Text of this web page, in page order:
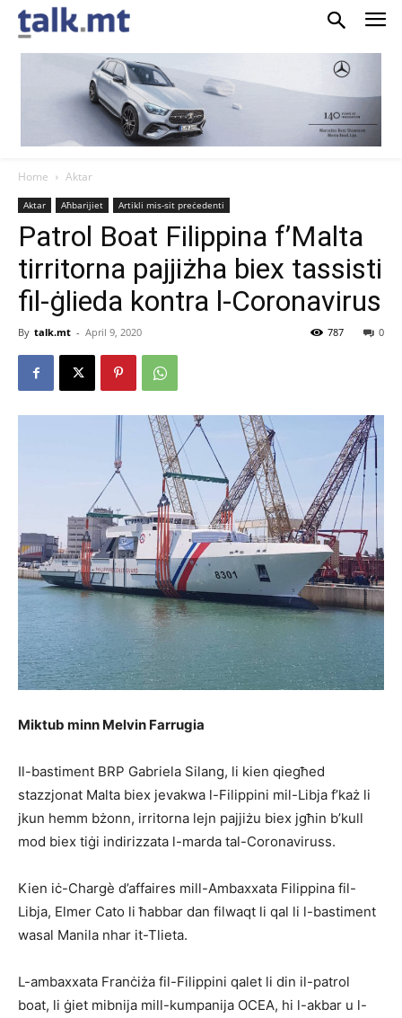
Home Aktar
Aktar Aħbarijiet Artikli mis-sit preċedenti
Patrol Boat Filippina f’Malta
tirritorna pajjiżha biex tassisti
fil-ġlieda kontra l-Coronavirus
By talk.mt - April 9, 2020 0
787
Miktub minn Melvin Farrugia
Il-bastiment BRP Gabriela Silang, li kien qiegħed
stazzjonat Malta biex jevakwa l-Filippini mil-Libja f’każ li
jkun hemm bżonn, irritorna lejn pajjiżu biex jgħin b’kull
mod biex tiġi indirizzata l-marda tal-Coronaviruss.
Kien iċ-Chargè d’affaires mill-Ambaxxata Filippina fil-
Libja, Elmer Cato li ħabbar dan filwaqt li qal li l-bastiment
wasal Manila nhar it-Tlieta.
L-ambaxxata Franċiża fil-Filippini qalet li din il-patrol
boat, li ġiet mibnija mill-kumpanija OCEA, hi l-akbar u l-